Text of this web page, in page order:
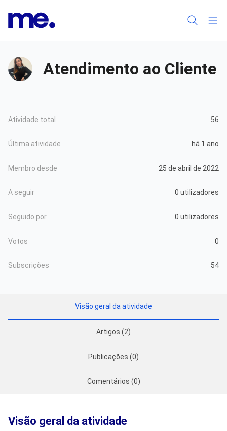
Atendimento ao Cliente
Atividade total 56
Última atividade há 1 ano
Membro desde 25 de abril de 2022
A seguir 0 utilizadores
Seguido por 0 utilizadores
Votos 0
Subscrições 54
Visão geral da atividade
Artigos (2)
Publicações (0)
Comentários (0)
Visão geral da atividade